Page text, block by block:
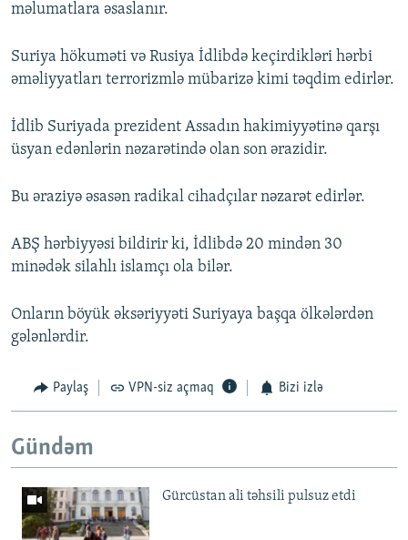
məlumatlara əsaslanır.
Suriya hökuməti və Rusiya İdlibdə keçirdikləri hərbi
əməliyyatları terrorizmlə mübarizə kimi təqdim edirlər.
İdlib Suriyada prezident Assadın hakimiyyətinə qarşı
üsyan edənlərin nəzarətində olan son ərazidir.
Bu əraziyə əsasən radikal cihadçılar nəzarət edirlər.
ABŞ hərbiyyəsi bildirir ki, İdlibdə 20 mindən 30
minədək silahlı islamçı ola bilər.
Onların böyük əksəriyyəti Suriyaya başqa ölkələrdən
gələnlərdir.
Paylaş VPN-siz açmaq Bizi izlə
Gündəm
Gürcüstan ali təhsili pulsuz etdi